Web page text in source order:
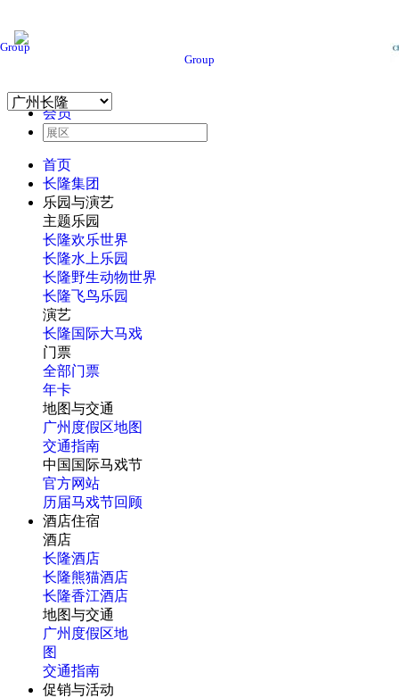
会员
首页
长隆集团
Group
乐园与演艺
主题乐园
长隆欢乐世界
长隆水上乐园
长隆野生动物世界
长隆飞鸟乐园
演艺
长隆国际大马戏
门票
全部门票
年卡
地图与交通
广州度假区地图
交通指南
中国国际马戏节
官方网站
历届马戏节回顾
酒店住宿
酒店
长隆酒店
长隆熊猫酒店
长隆香江酒店
地图与交通
广州度假区地
图
交通指南
促销与活动
Group